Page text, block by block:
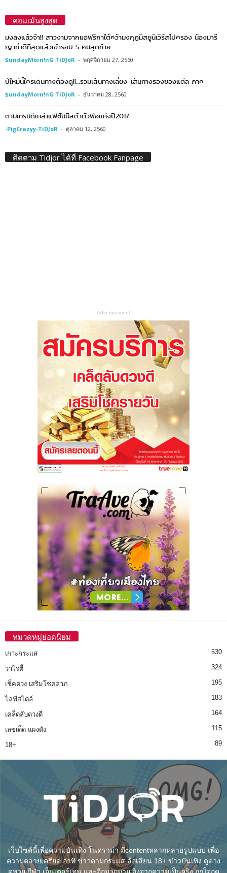
คอมเม้นสูงสุด
มงลงแล้วจ้า!! สาวงามจากแอฟริกาใต้คว้ามงกุฏมิสยูนิเวิร์สไปครอง น้องมารี
ญาทำดีที่สุดแล้วเข้ารอบ 5 คนสุดท้าย
$undayMorn!nG TiDJoR - พฤศจิกายน 27, 2560
ปีใหม่นี้ใครเดินทางต้องดู!!…รวมเส้นทางเลี่ยง-เส้นทางรองของแต่ละภาค
$undayMorn!nG TiDJoR - ธันวาคม 28, 2560
ตามเทรนด์เหล่าแฟชั่นนิสต้าตัวพ่อแห่งปี2017
-PigCrazyy-TiDJoR - ตุลาคม 12, 2560
ติดตาม Tidjor ได้ที่ Facebook Fanpage
- Advertisement -
หมวดหมู่ยอดนิยม
เกาะกระแส 530
วาไรตี้ 324
เช็คดวง เสริมโชคลาภ 195
ไลฟ์สไตล์ 183
เคล็ดลับดวงดี 164
เลขเด็ด แผงดัง 115
18+ 89
เว็บไซต์นี้เพื่อความบันเทิง โนดราม่า มีcontentหลากหลายรูปแบบ เพื่อ
ความคลายเครียด อาทิ ข่าวตามกระแส ล้อเลียน 18+ ข่าวบันเทิง ดูดวง